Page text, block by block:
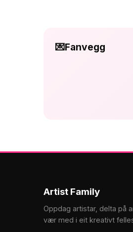
💌Fanvegg
Artist Family
Oppdag artistar, delta på
vær med i eit kreativt